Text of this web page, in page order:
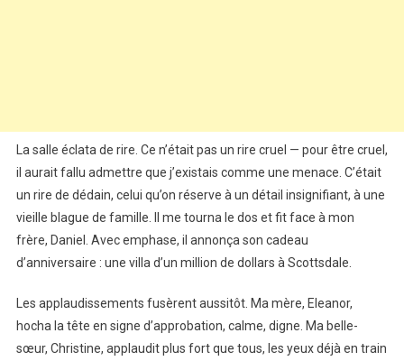
La salle éclata de rire. Ce n’était pas un rire cruel — pour être cruel,
il aurait fallu admettre que j’existais comme une menace. C’était
un rire de dédain, celui qu’on réserve à un détail insignifiant, à une
vieille blague de famille. Il me tourna le dos et fit face à mon
frère, Daniel. Avec emphase, il annonça son cadeau
d’anniversaire : une villa d’un million de dollars à Scottsdale.
Les applaudissements fusèrent aussitôt. Ma mère, Eleanor,
hocha la tête en signe d’approbation, calme, digne. Ma belle-
sœur, Christine, applaudit plus fort que tous, les yeux déjà en train